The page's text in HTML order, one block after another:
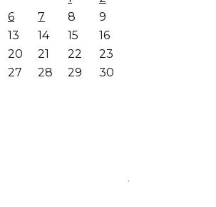
6 7 8
9
13 14 15
16
20 21 22
23
27 28 29
30